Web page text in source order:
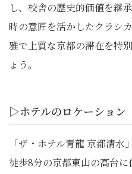
し、校舎の歴史的価値を継
時の意匠を活かしたクラシ
雅で上質な京都の滞在を特
ょう。
▷ホテルのロケーション
「ザ・ホテル青龍 京都清
徒歩8分の京都東山の高台